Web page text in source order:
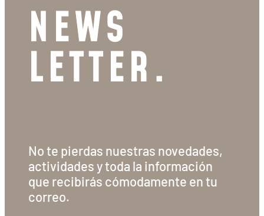
NEWS
LETTER.
No te pierdas nuestras novedades,
actividades y toda la información
que recibirás cómodamente en tu
correo.